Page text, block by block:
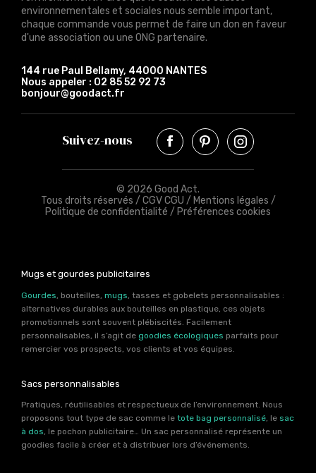
environnementales et sociales nous semble important,
chaque commande vous permet de faire un don en faveur
d'une association ou une ONG partenaire.
144 rue Paul Bellamy, 44000 NANTES
Nous appeler : 02 85 52 92 73
bonjour@goodact.fr
Suivez-nous
© 2026 Good Act.
Tous droits réservés / CGV CGU / Mentions légales /
Politique de confidentialité / Préférences cookies
Mugs et gourdes publicitaires
Gourdes , bouteilles, mugs , tasses et gobelets personnalisables :
alternatives durables aux bouteilles en plastique, ces objets
promotionnels sont souvent plébiscités. Facilement
personnalisables, il s’agit de goodies écologiques parfaits pour
remercier vos prospects, vos clients et vos équipes.
Sacs personnalisables
Pratiques, réutilisables et respectueux de l’environnement. Nous
proposons tout type de sac comme le tote bag personnalisé, le sac
à dos, le pochon publicitaire… Un sac personnalisé représente un
goodies facile à créer et à distribuer lors d’événements.